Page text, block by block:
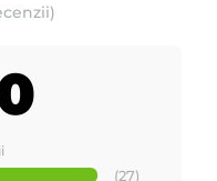
- 50 Hz.
tensiune.
(27)